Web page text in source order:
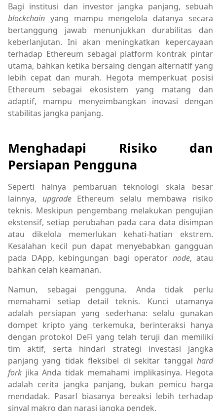
Bagi institusi dan investor jangka panjang, sebuah
blockchain yang mampu mengelola datanya secara
bertanggung jawab menunjukkan durabilitas dan
keberlanjutan. Ini akan meningkatkan kepercayaan
terhadap Ethereum sebagai platform kontrak pintar
utama, bahkan ketika bersaing dengan alternatif yang
lebih cepat dan murah. Hegota memperkuat posisi
Ethereum sebagai ekosistem yang matang dan
adaptif, mampu menyeimbangkan inovasi dengan
stabilitas jangka panjang.
Menghadapi Risiko dan
Persiapan Pengguna
Seperti halnya pembaruan teknologi skala besar
lainnya, upgradeEthereum selalu membawa risiko
teknis. Meskipun pengembang melakukan pengujian
ekstensif, setiap perubahan pada cara data disimpan
atau dikelola memerlukan kehati-hatian ekstrem.
Kesalahan kecil pun dapat menyebabkan gangguan
pada DApp, kebingungan bagi operator node, atau
bahkan celah keamanan.
Namun, sebagai pengguna, Anda tidak perlu
memahami setiap detail teknis. Kunci utamanya
adalah persiapan yang sederhana: selalu gunakan
dompet kripto yang terkemuka, berinteraksi hanya
dengan protokol DeFi yang telah teruji dan memiliki
tim aktif, serta hindari strategi investasi jangka
panjang yang tidak fleksibel di sekitar tanggal hard
fork jika Anda tidak memahami implikasinya. Hegota
adalah cerita jangka panjang, bukan pemicu harga
mendadak. Pasarl biasanya bereaksi lebih terhadap
sinyal makro dan narasi jangka pendek.